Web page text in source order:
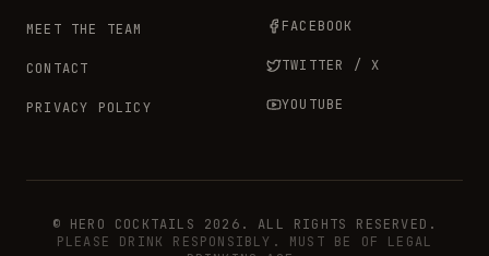
MEET THE TEAM
CONTACT
PRIVACY POLICY
FACEBOOK
TWITTER / X
YOUTUBE
© HERO COCKTAILS 2026. ALL RIGHTS RESERVED.
PLEASE DRINK RESPONSIBLY. MUST BE OF LEGAL